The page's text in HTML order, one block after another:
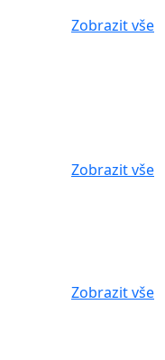
Zobrazit vše
Zobrazit vše
Zobrazit vše